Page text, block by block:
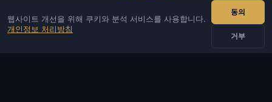
IVSOFTE — 소프트웨어 스토어. 소프트웨어 설치 및 실행 서비스
웹사이트 개선을 위해 쿠키와 분석 서비스를 사용합니다.
개인정보 처리방침
동의
거부